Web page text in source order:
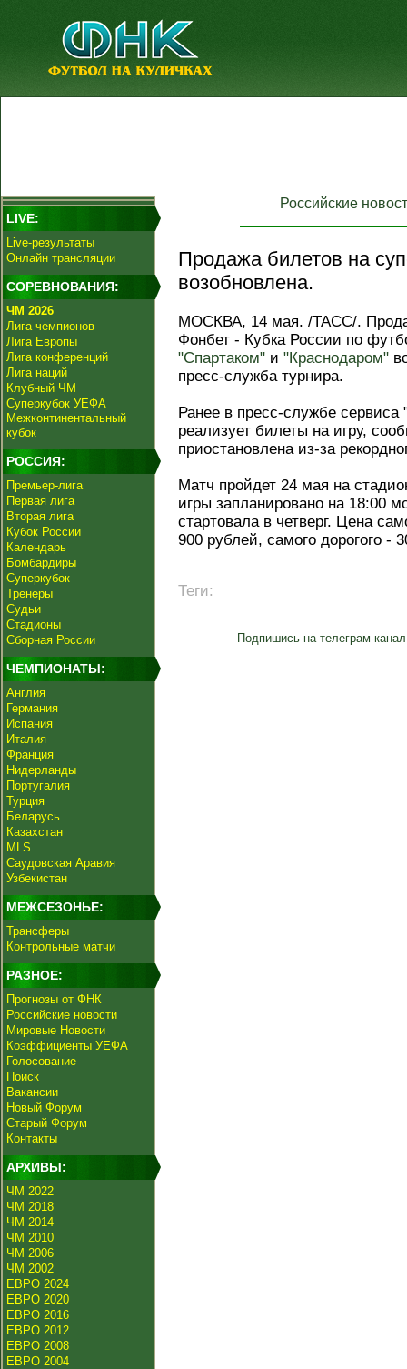
LIVE:
Live-результаты
Онлайн трансляции
СОРЕВНОВАНИЯ:
ЧМ 2026
Лига чемпионов
Лига Европы
Лига конференций
Лига наций
Клубный ЧМ
Суперкубок УЕФА
Межконтинентальный
кубок
РОССИЯ:
Премьер-лига
Первая лига
Вторая лига
Кубок России
Календарь
Бомбардиры
Суперкубок
Тренеры
Судьи
Стадионы
Сборная России
ЧЕМПИОНАТЫ:
Англия
Германия
Испания
Италия
Франция
Нидерланды
Португалия
Турция
Беларусь
Казахстан
MLS
Саудовская Аравия
Узбекистан
МЕЖСЕЗОНЬЕ:
Трансферы
Контрольные матчи
РАЗНОЕ:
Прогнозы от ФНК
Российские новости
Мировые Новости
Коэффициенты УЕФА
Голосование
Поиск
Вакансии
Новый Форум
Старый Форум
Контакты
АРХИВЫ:
ЧМ 2022
ЧМ 2018
ЧМ 2014
ЧМ 2010
ЧМ 2006
ЧМ 2002
ЕВРО 2024
ЕВРО 2020
ЕВРО 2016
ЕВРО 2012
ЕВРО 2008
ЕВРО 2004
Российские
Продажа билетов на
возобновлена.
МОСКВА, 14 мая. /ТАСС/.
Фонбет - Кубка России по
"Спартаком" и "Краснодаром"
пресс-служба турнира.
Ранее в пресс-службе
реализует билеты на игру,
приостановлена из-за
Матч пройдет 24 мая на
игры запланировано на 18:00
стартовала в четверг. Цена
900 рублей, самого дорогого -
Теги:
Подпишись на телеграм-